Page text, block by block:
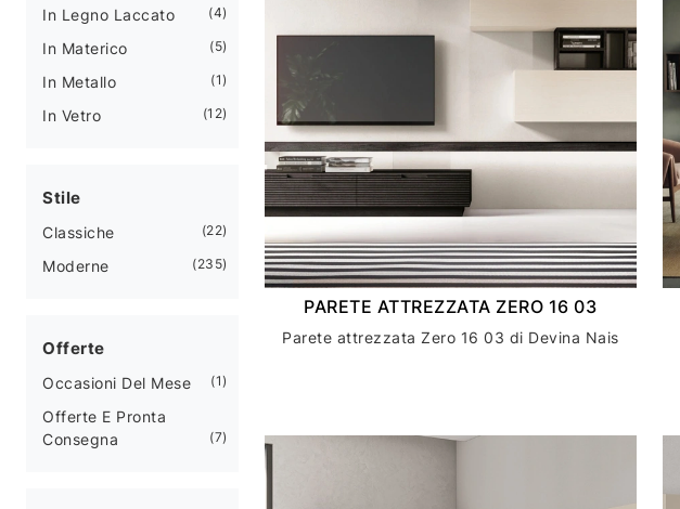
In Legno Laccato 4
In Materico 5
In Metallo 1
In Vetro 12
Stile
Classiche 22
Moderne 235
Offerte
Occasioni Del Mese 1
Offerte E Pronta
Consegna
7
PARETE ATTREZZATA ZERO 16 03
Parete attrezzata Zero 16 03 di Devina Nais